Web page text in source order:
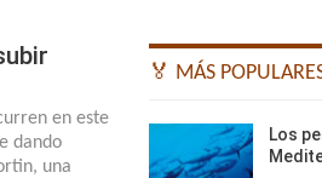
en este
dando
una
🏅 MÁS
Los